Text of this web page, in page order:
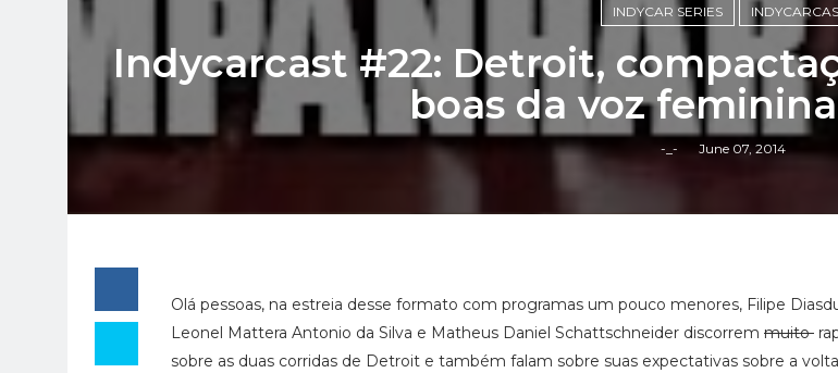
INDYCAR SERIES
Indycarcast #22: Detroit,
boas da voz
-_- June 07, 2014
Olá pessoas, na estreia desse formato com programas um pouco menores, Filipe
Leonel Mattera Antonio da Silva e Matheus Daniel Schattschneider discorrem muito
sobre as duas corridas de Detroit e também falam sobre suas expectativas sobre a